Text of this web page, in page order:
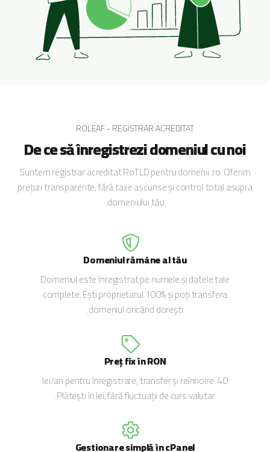
ROLEAF - REGISTRAR ACREDITAT
De ce să înregistrezi domeniul cu noi
Suntem registrar acreditat RoTLD pentru domenii .ro. Oferim
prețuri transparente, fără taxe ascunse și control total asupra
domeniului tău.
Domeniul rămâne al tău
Domeniul este înregistrat pe numele și datele tale
complete. Ești proprietarul 100% și poți transfera
domeniul oricând dorești.
Preț fix în RON
40 lei/an pentru înregistrare, transfer și reînnoire.
Plătești în lei, fără fluctuații de curs valutar.
Gestionare simplă în cPanel